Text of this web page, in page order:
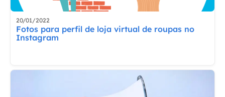
20/01/2022
Fotos para perfil de loja virtual de roupas no
Instagram